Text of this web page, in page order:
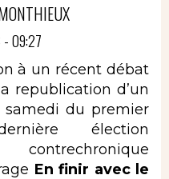
09:27
à un récent débat
republication d’un
samedi du premier
élection
contrechronique
En finir avec le